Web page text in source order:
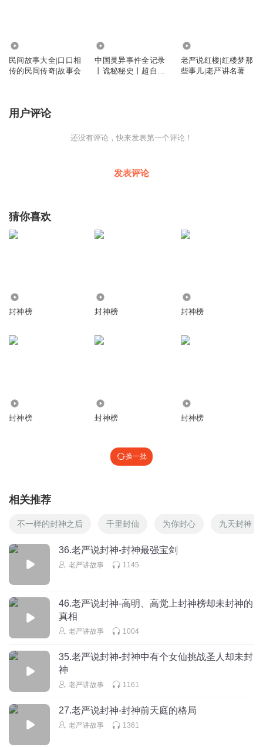
民间故事大全|口口相
传的民间传奇|故事会
中国灵异事件全记录
丨诡秘秘史丨超自然
老严说红楼|红楼梦那
些事儿|老严讲名著
用户评论
还没有评论，快来发表第一个评论！
发表评论
猜你喜欢
封神榜 封神榜 封神榜
封神榜 封神榜 封神榜
换一批
相关推荐
不一样的封神之后 千里封仙 为你封心 九天封神
36.老严说封神-封神最强宝剑
老严讲故事 1145
46.老严说封神-高明、高觉上封神榜却未封神的
真相
老严讲故事 1004
35.老严说封神-封神中有个女仙挑战圣人却未封
神
老严讲故事 1161
27.老严说封神-封神前天庭的格局
老严讲故事 1361